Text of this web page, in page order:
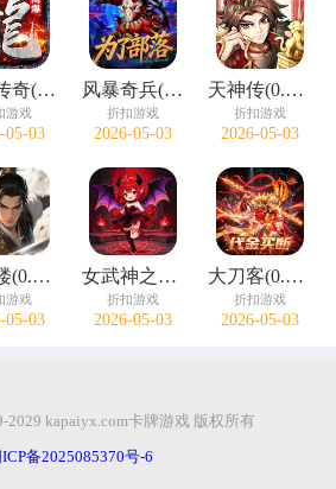
牧场传奇(终身红包免费版)
游戏
05-03
风暴奇兵(0.05折万元真充)
折扣游戏
2026-05-03
天神传(0.1折苍穹神武三国)
折扣游戏
2026-05-03
醉红楼(0.05折一剑无敌)
游戏
05-03
女武神之剑(0.1折天使之剑)
折扣游戏
2026-05-03
大刀客(0.05折绝情一刀买断版)
折扣游戏
2026-05-03
2029 kapaiyx.com卡牌游戏 版权所有
ICP备2025085370号-6